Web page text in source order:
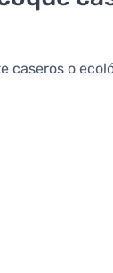
caseros o